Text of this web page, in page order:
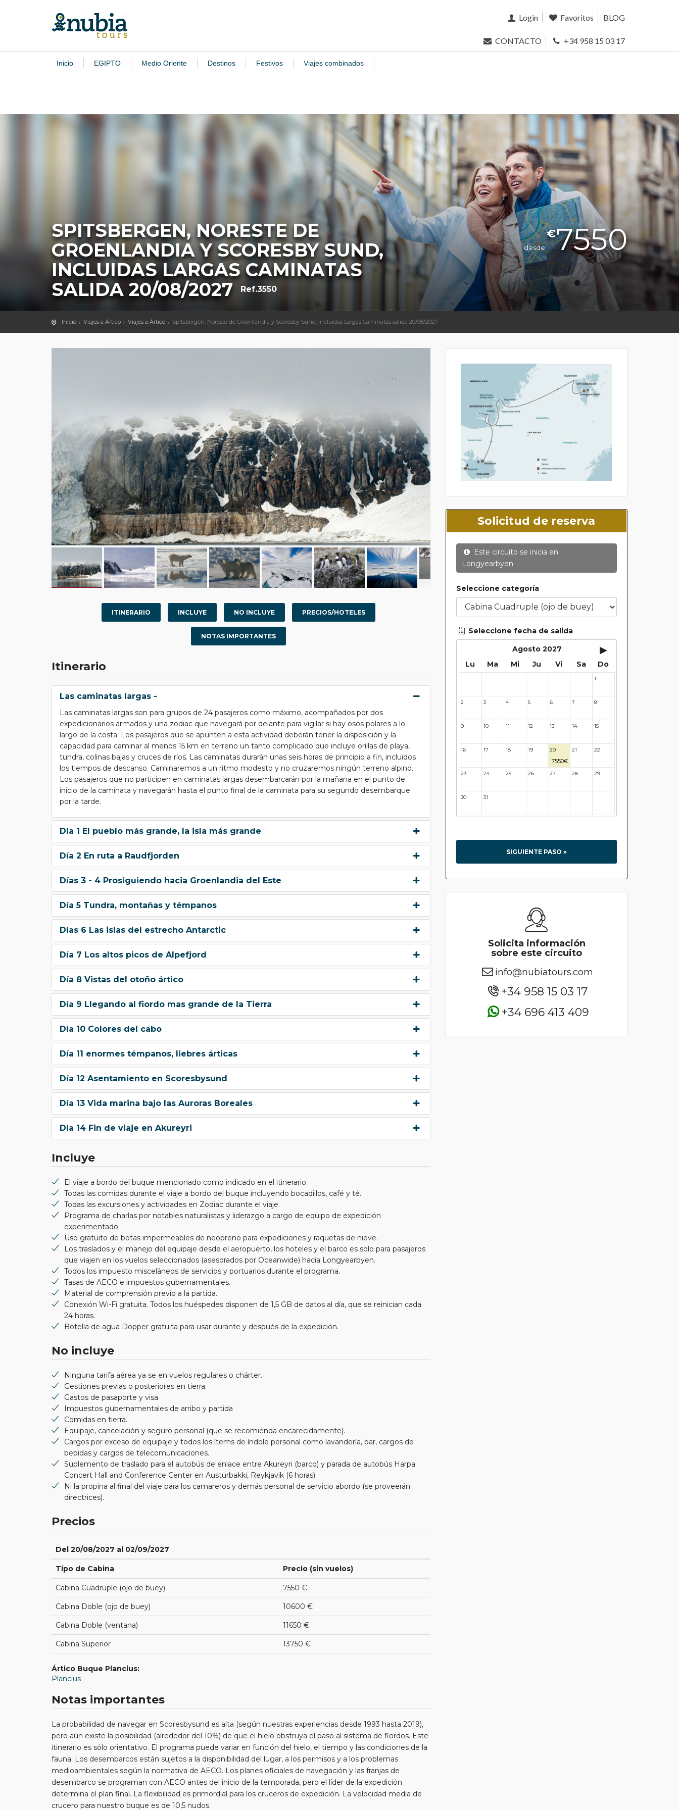
Login Favoritos BLOG
CONTACTO +34 958 15 03 17
Inicio EGIPTO Medio Oriente Destinos Festivos Viajes combinados
SPITSBERGEN, NORESTE DE
GROENLANDIA Y SCORESBY SUND,
INCLUIDAS LARGAS CAMINATAS
SALIDA 20/08/2027
Ref.3550
desde
€7550
Inicio Viajes a Ártico Viajes a Ártico Spitsbergen, Noreste de Groenlandia y Scoresby Sund, Incluidas Largas Caminatas salida 20/08/2027
ITINERARIO INCLUYE NO INCLUYE PRECIOS/HOTELES
NOTAS IMPORTANTES
Itinerario
Las caminatas largas -
Las caminatas largas son para grupos de 24 pasajeros como máximo, acompañados por dos
expedicionarios armados y una zodiac que navegará por delante para vigilar si hay osos polares a lo
largo de la costa. Los pasajeros que se apunten a esta actividad deberán tener la disposición y la
capacidad para caminar al menos 15 km en terreno un tanto complicado que incluye orillas de playa,
tundra, colinas bajas y cruces de ríos. Las caminatas durarán unas seis horas de principio a fin, incluidos
los tiempos de descanso. Caminaremos a un ritmo modesto y no cruzaremos ningún terreno alpino.
Los pasajeros que no participen en caminatas largas desembarcarán por la mañana en el punto de
inicio de la caminata y navegarán hasta el punto final de la caminata para su segundo desembarque
por la tarde.
Día 1 El pueblo más grande, la isla más grande
Día 2 En ruta a Raudfjorden
Días 3 - 4 Prosiguiendo hacia Groenlandia del Este
Día 5 Tundra, montañas y témpanos
Días 6 Las islas del estrecho Antarctic
Día 7 Los altos picos de Alpefjord
Día 8 Vistas del otoño ártico
Día 9 Llegando al fiordo mas grande de la Tierra
Día 10 Colores del cabo
Día 11 enormes témpanos, liebres árticas
Día 12 Asentamiento en Scoresbysund
Día 13 Vida marina bajo las Auroras Boreales
Día 14 Fin de viaje en Akureyri
Incluye
El viaje a bordo del buque mencionado como indicado en el itinerario.
Todas las comidas durante el viaje a bordo del buque incluyendo bocadillos, café y té.
Todas las excursiones y actividades en Zodiac durante el viaje.
Programa de charlas por notables naturalistas y liderazgo a cargo de equipo de expedición
experimentado.
Uso gratuito de botas impermeables de neopreno para expediciones y raquetas de nieve.
Los traslados y el manejo del equipaje desde el aeropuerto, los hoteles y el barco es solo para pasajeros
que viajen en los vuelos seleccionados (asesorados por Oceanwide) hacia Longyearbyen.
Todos los impuesto misceláneos de servicios y portuarios durante el programa.
Tasas de AECO e impuestos gubernamentales.
Material de comprensión previo a la partida.
Conexión Wi-Fi gratuita. Todos los huéspedes disponen de 1,5 GB de datos al día, que se reinician cada
24 horas.
Botella de agua Dopper gratuita para usar durante y después de la expedición.
No incluye
Ninguna tarifa aérea ya se en vuelos regulares o chárter.
Gestiones previas o posteriores en tierra.
Gastos de pasaporte y visa
Impuestos gubernamentales de arribo y partida
Comidas en tierra.
Equipaje, cancelación y seguro personal (que se recomienda encarecidamente).
Cargos por exceso de equipaje y todos los ítems de índole personal como lavandería, bar, cargos de
bebidas y cargos de telecomunicaciones.
Suplemento de traslado para el autobús de enlace entre Akureyri (barco) y parada de autobús Harpa
Concert Hall and Conference Center en Austurbakki, Reykjavik (6 horas).
Ni la propina al final del viaje para los camareros y demás personal de servicio abordo (se proveerán
directrices).
Precios
Del 20/08/2027 al 02/09/2027
Tipo de Cabina Precio (sin vuelos)
Cabina Cuadruple (ojo de buey) 7550 €
Cabina Doble (ojo de buey) 10600 €
Cabina Doble (ventana) 11650 €
Cabina Superior 13750 €
Ártico Buque Plancius:
Plancius
Notas importantes
La probabilidad de navegar en Scoresbysund es alta (según nuestras experiencias desde 1993 hasta 2019),
pero aún existe la posibilidad (alrededor del 10%) de que el hielo obstruya el paso al sistema de fiordos. Este
itinerario es sólo orientativo. El programa puede variar en función del hielo, el tiempo y las condiciones de la
fauna. Los desembarcos están sujetos a la disponibilidad del lugar, a los permisos y a los problemas
medioambientales según la normativa de AECO. Los planes oficiales de navegación y las franjas de
desembarco se programan con AECO antes del inicio de la temporada, pero el líder de la expedición
determina el plan final. La flexibilidad es primordial para los cruceros de expedición. La velocidad media de
crucero para nuestro buque es de 10,5 nudos.
Solicitud de reserva
Este circuito se inicia en
Longyearbyen
Seleccione categoría
Seleccione fecha de salida
Agosto 2027
▸
Lu Ma Mi Ju Vi Sa Do
1
2 3 4 5 6 7 8
9 10 11 12 13 14 15
16 17 18 19 20
7550€
21 22
23 24 25 26 27 28 29
30 31
SIGUIENTE PASO »
Solicita información
sobre este circuito
info@nubiatours.com
+34 958 15 03 17
+34 696 413 409